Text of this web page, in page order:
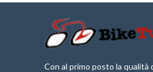
Con al primo posto la qualità